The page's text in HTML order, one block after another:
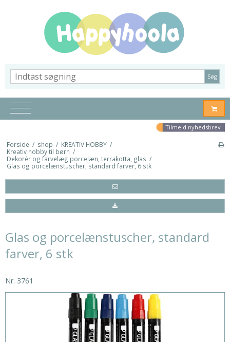
Søg
Tilmeld nyhedsbrev
Forside / shop / KREATIV HOBBY /
Kreativ hobby til børn /
Dekorér og farvelæg porcelæn, terrakotta, glas /
Glas og porcelænstuscher, standard farver, 6 stk
Glas og porcelænstuscher, standard
farver, 6 stk
Nr. 3761